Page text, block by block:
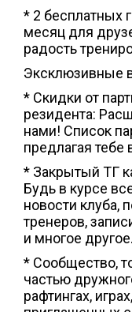
* 2 бесплатных
месяц для
радость
Эксклюзивные
* Скидки от
резидента:
нами! Список
предлагая
* Закрытый ТГ
Будь в курсе
новости клуба,
тренеров,
и многое другое.
* Сообщество,
частью
рафтингах,